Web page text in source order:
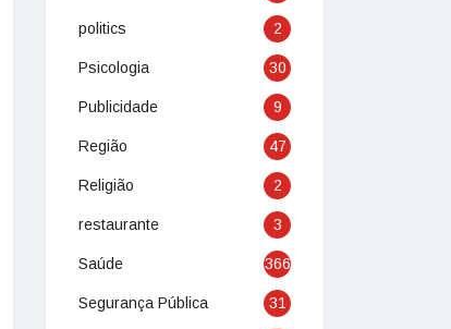
politics 2
Psicologia 30
Publicidade 9
Região 47
Religião 2
restaurante 3
Saúde 366
Segurança Pública 31